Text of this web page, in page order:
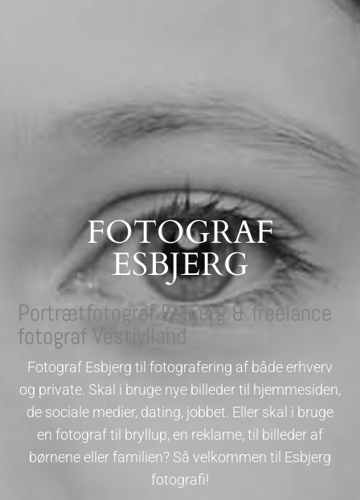
FOTOGRAF
ESBJERG
Portrætfotograf Esbjerg & freelance
fotograf Vestjylland
Fotograf Esbjerg til fotografering af både erhverv
og private. Skal i bruge nye billeder til hjemmesiden,
de sociale medier, dating, jobbet. Eller skal i bruge
en fotograf til bryllup, en reklame, til billeder af
børnene eller familien? Så velkommen til Esbjerg
fotografi!